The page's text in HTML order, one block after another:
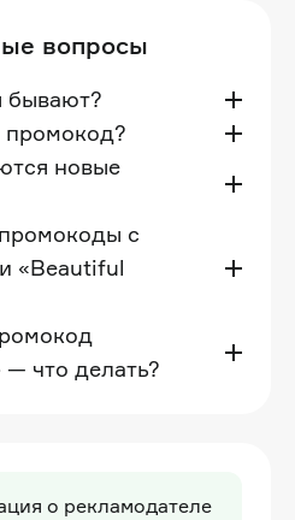
вопросы
бывают?
промокод?
новые
с
«Beautiful
что делать?
о рекламодателе